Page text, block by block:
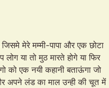
मेरे मम्मी-पापा और एक छोटा
या तो मुठ मारते होगे या फिर
को एक नयी कहानी बताऊंगा जो
अपने लंड का माल उन्ही की चूत में